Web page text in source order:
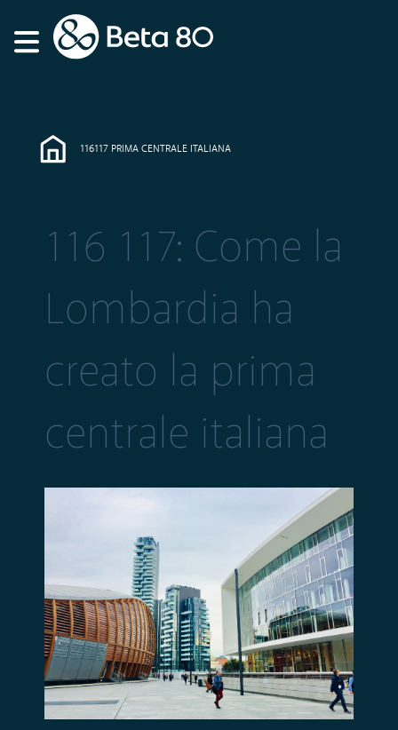
116117 PRIMA CENTRALE ITALIANA
116 117: Come la
Lombardia ha
creato la prima
centrale italiana